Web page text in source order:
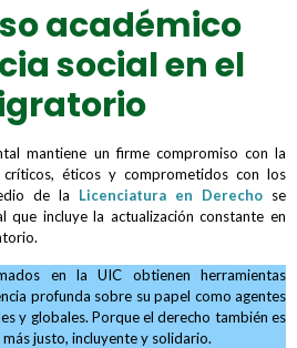
académico
social en el
mantiene un firme compromiso con la
éticos y comprometidos con los
de la Licenciatura en Derecho se
que incluye la actualización constante en
en la UIC obtienen herramientas
profunda sobre su papel como agentes
y globales. Porque el derecho también es
justo, incluyente y solidario.